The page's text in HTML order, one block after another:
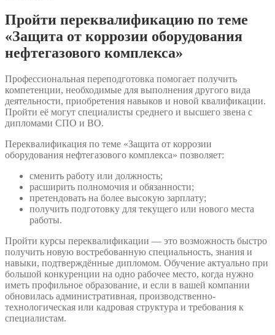
Пройти переквалификацию по теме
«Защита от коррозии оборудования
нефтегазового комплекса»
Профессиональная переподготовка помогает получить
компетенции, необходимые для выполнения другого вида
деятельности, приобретения навыков и новой квалификации.
Пройти её могут специалисты среднего и высшего звена с
дипломами СПО и ВО.
Переквалификация по теме «Защита от коррозии
оборудования нефтегазового комплекса» позволяет:
сменить работу или должность;
расширить полномочия и обязанности;
претендовать на более высокую зарплату;
получить подготовку для текущего или нового места
работы.
Пройти курсы переквалификации — это возможность быстро
получить новую востребованную специальность, знания и
навыки, подтверждённые дипломом. Обучение актуально при
большой конкуренции на одно рабочее место, когда нужно
иметь профильное образование, и если в вашей компании
обновилась административная, производственно-
технологическая или кадровая структура и требования к
специалистам.